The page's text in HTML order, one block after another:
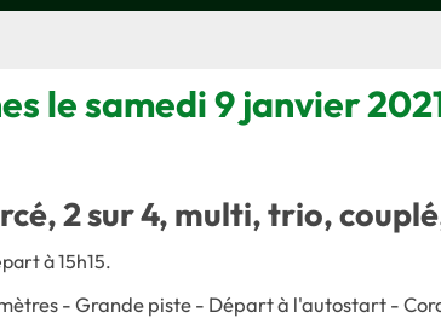
le samedi 9 janvier
2 sur 4, multi, trio,
à 15h15.
- Grande piste - Départ à l'autostart -